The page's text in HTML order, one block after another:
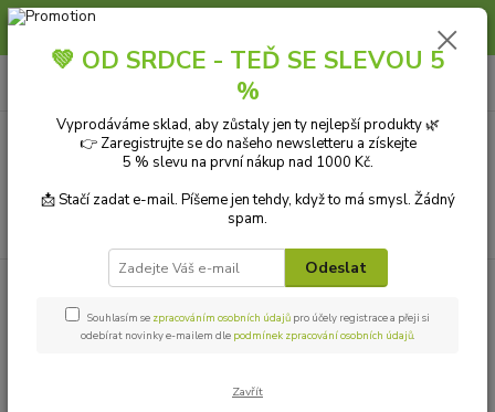
Slunce, koupání a horko dávají vlasům zabrat. Dopřejte jim šetrnou péči s
CZK
Kategorie blogu
Přírodní kosmetika
Ekologické čistící prostředky
💚 OD SRDCE - TEĎ SE SLEVOU 5
%
Vyprodáváme sklad, aby zůstaly jen ty nejlepší produkty 🌿
👉 Zaregistrujte se do našeho newsletteru a získejte
5 % slevu na první nákup nad 1000 Kč.
📩 Stačí zadat e-mail. Píšeme jen tehdy, když to má smysl. Žádný
spam.
Odeslat
Souhlasím se zpracováním osobních údajů pro účely registrace a přeji si
odebírat novinky e-mailem dle podmínek zpracování osobních údajů.
Zavřít